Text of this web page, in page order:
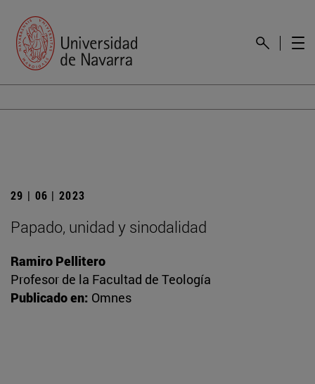
29 | 06 | 2023
Papado, unidad y sinodalidad
Ramiro Pellitero
Profesor de la Facultad de Teología
Publicado en: Omnes